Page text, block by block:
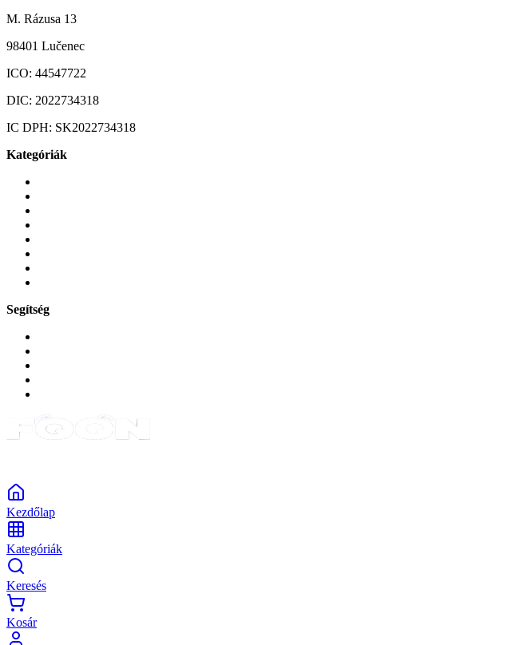
M. Rázusa 13
98401 Lučenec
ICO: 44547722
DIC: 2022734318
IC DPH: SK2022734318
Kategóriák
Segítség
Kezdőlap
Kategóriák
Keresés
Kosár